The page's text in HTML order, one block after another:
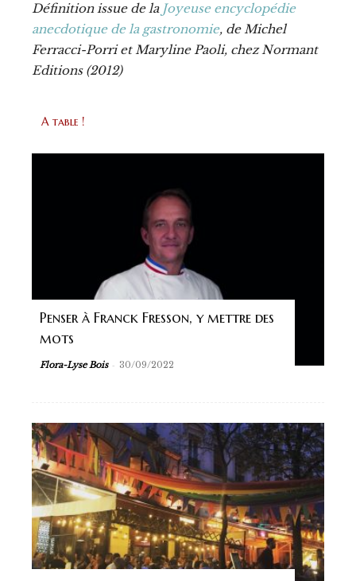
Définition issue de laJoyeuse encyclopédie
anecdotique de la gastronomie, de Michel
Ferracci-Porri et Maryline Paoli, chez Normant
Editions (2012)
A table !
Penser à Franck Fresson, y mettre des
mots
Flora-Lyse Bois - 30/09/2022